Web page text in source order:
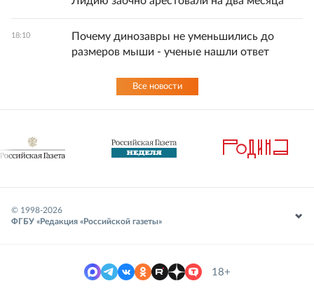
18:10
Почему динозавры не уменьшились до
размеров мыши - ученые нашли ответ
Все новости
© 1998-2026
ФГБУ «Редакция «Российской газеты»
18+